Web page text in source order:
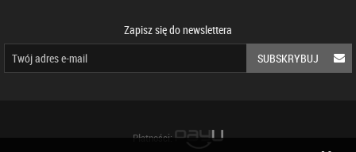
Zapisz się do newslettera
SUBSKRYBUJ
Płatności: